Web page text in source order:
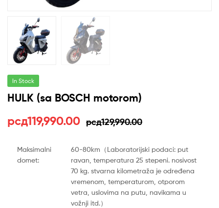
In Stock
HULK (sa BOSCH motorom)
рсд129,990.00
Оригинална
рсд129,990.00.
рсд119,990.00
Тренутна
је:
рсд119,990.00.
Maksimalni
domet:
60-80km（Laboratorijski podaci: put
ravan, temperatura 25 stepeni. nosivost
70 kg. stvarna kilometraža je određena
vremenom, temperaturom, otporom
vetra, uslovima na putu, navikama u
vožnji itd.）